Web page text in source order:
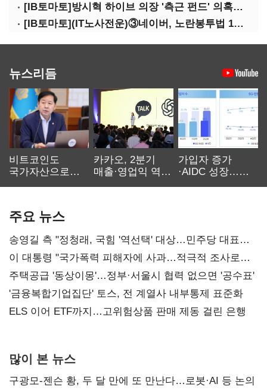
[IB토마토]방시혁 하이브 의장 '측근 펀드' 의혹…실상은 해외 투자 무산
[IB토마토](IT노사전운)③네이버, 노란봉투법 1호 되나…관건은 '진짜 주인'
뉴스리듬
비트코인도
국가자산으로…'
카카오, 2분기
매출·영업익 역대
가입자 증가
·AIDC 성장…
주요 뉴스
송영길 측 "정청래, 국힘 '역선택' 대상…민주당 대표로
총선 지휘 못해"
이 대통령 "국가폭력 피해자에 사과…적극적 조사로
진실 밝혀야"
주택공급 '동상이몽'…정부·서울시 협력 없으면 '공수표'
'금융복합기업집단' 토스, 전 계열사 내부통제 표준화
ELS 이어 ETF까지…고위험상품 판매 제동 걸린 은행
많이 본 뉴스
구광모-젠슨 황, 두 달 만에 또 만난다…로봇·AI 등 논의